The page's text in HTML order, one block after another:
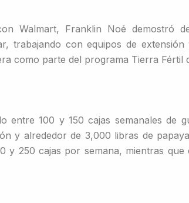
Walmart, Franklin Noé demostró
trabajando con equipos de
como parte del programa Tierra Fértil
entre 100 y 150 cajas semanales de
y alrededor de 3,000 libras de
y 250 cajas por semana, mientras que